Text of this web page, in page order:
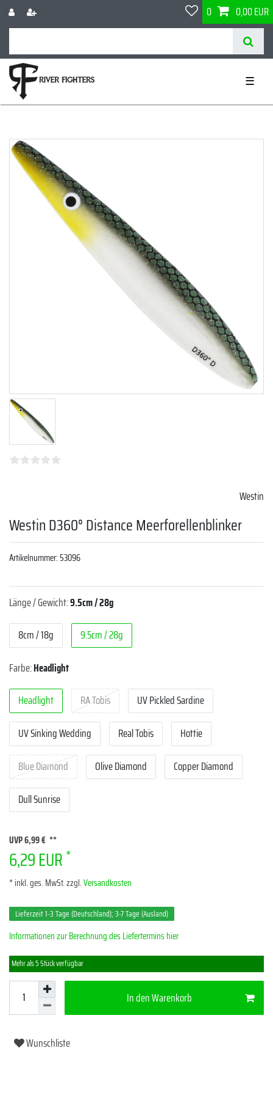
0 0,00 EUR
☰
Westin
Westin D360° Distance Meerforellenblinker
Artikelnummer:53096
Länge / Gewicht:9.5cm / 28g
8cm / 18g 9.5cm / 28g
Farbe:Headlight
Headlight RA Tobis UV Pickled Sardine
UV Sinking Wedding Real Tobis Hottie
Blue Diamond Olive Diamond Copper Diamond
Dull Sunrise
UVP 6,99 €
6,29 EUR *
* inkl. ges. MwSt. zzgl.Versandkosten
Lieferzeit 1-3 Tage (Deutschland); 3-7 Tage (Ausland)
Informationen zur Berechnung des Liefertermins hier
Mehr als 5 Stück verfügbar
In den Warenkorb
Wunschliste